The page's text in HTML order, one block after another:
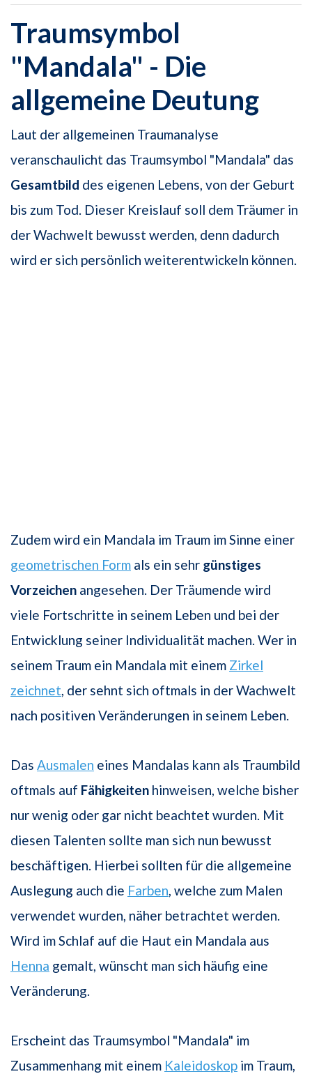
Traumsymbol
"Mandala" - Die
allgemeine Deutung
Laut der allgemeinen Traumanalyse
veranschaulicht das Traumsymbol "Mandala" das
Gesamtbild des eigenen Lebens, von der Geburt
bis zum Tod. Dieser Kreislauf soll dem Träumer in
der Wachwelt bewusst werden, denn dadurch
wird er sich persönlich weiterentwickeln können.
Zudem wird ein Mandala im Traum im Sinne einer
geometrischen Form als ein sehr günstiges
Vorzeichen angesehen. Der Träumende wird
viele Fortschritte in seinem Leben und bei der
Entwicklung seiner Individualität machen. Wer in
seinem Traum ein Mandala mit einem Zirkel
zeichnet , der sehnt sich oftmals in der Wachwelt
nach positiven Veränderungen in seinem Leben.
Das Ausmalen eines Mandalas kann als Traumbild
oftmals auf Fähigkeiten hinweisen, welche bisher
nur wenig oder gar nicht beachtet wurden. Mit
diesen Talenten sollte man sich nun bewusst
beschäftigen. Hierbei sollten für die allgemeine
Auslegung auch die Farben , welche zum Malen
verwendet wurden, näher betrachtet werden.
Wird im Schlaf auf die Haut ein Mandala aus
Henna gemalt, wünscht man sich häufig eine
Veränderung.
Erscheint das Traumsymbol "Mandala" im
Zusammenhang mit einem Kaleidoskop im Traum,